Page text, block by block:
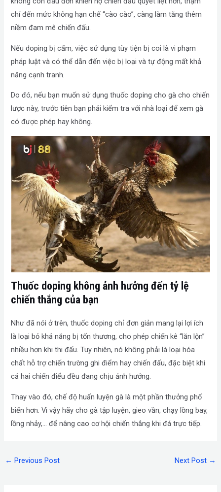
chí đến mức không hạn chế “cào cào”, càng làm tăng thêm
niềm đam mê chiến đấu.
Nếu doping bị cấm, việc sử dụng tùy tiện bị coi là vi phạm
pháp luật và có thể dẫn đến việc bị loại và tự động mất khả
năng cạnh tranh.
Do đó, nếu bạn muốn sử dụng thuốc doping cho gà cho chiến
lược này, trước tiên bạn phải kiểm tra với nhà loại để xem gà
có được phép hay không.
Thuốc doping không ảnh hưởng đến tỷ lệ
chiến thắng của bạn
Như đã nói ở trên, thuốc doping chỉ đơn giản mang lại lợi ích
là loại bỏ khả năng bị tổn thương, cho phép chiến kê “lăn lộn”
nhiều hơn khi thi đấu. Tuy nhiên, nó không phải là loại hóa
chất hỗ trợ chiến trường ghi điểm hay chiến đấu, đặc biệt khi
cả hai chiến điểu đều đang chịu ảnh hưởng.
Thay vào đó, chế độ huấn luyện gà là một phần thưởng phổ
biến hơn. Vì vậy hãy cho gà tập luyện, gieo vần, chạy lồng bay,
lồng nhảy,… để nâng cao cơ hội chiến thắng khi đá trực tiếp.
← Previous Post Next Post →